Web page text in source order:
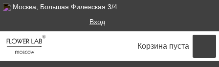
Москва, Большая Филевская 3/4
ФОРМА ПОИСКАВход
Корзина пуста